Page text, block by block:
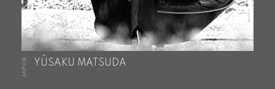
JAPON YÛSAKU MATSUDA